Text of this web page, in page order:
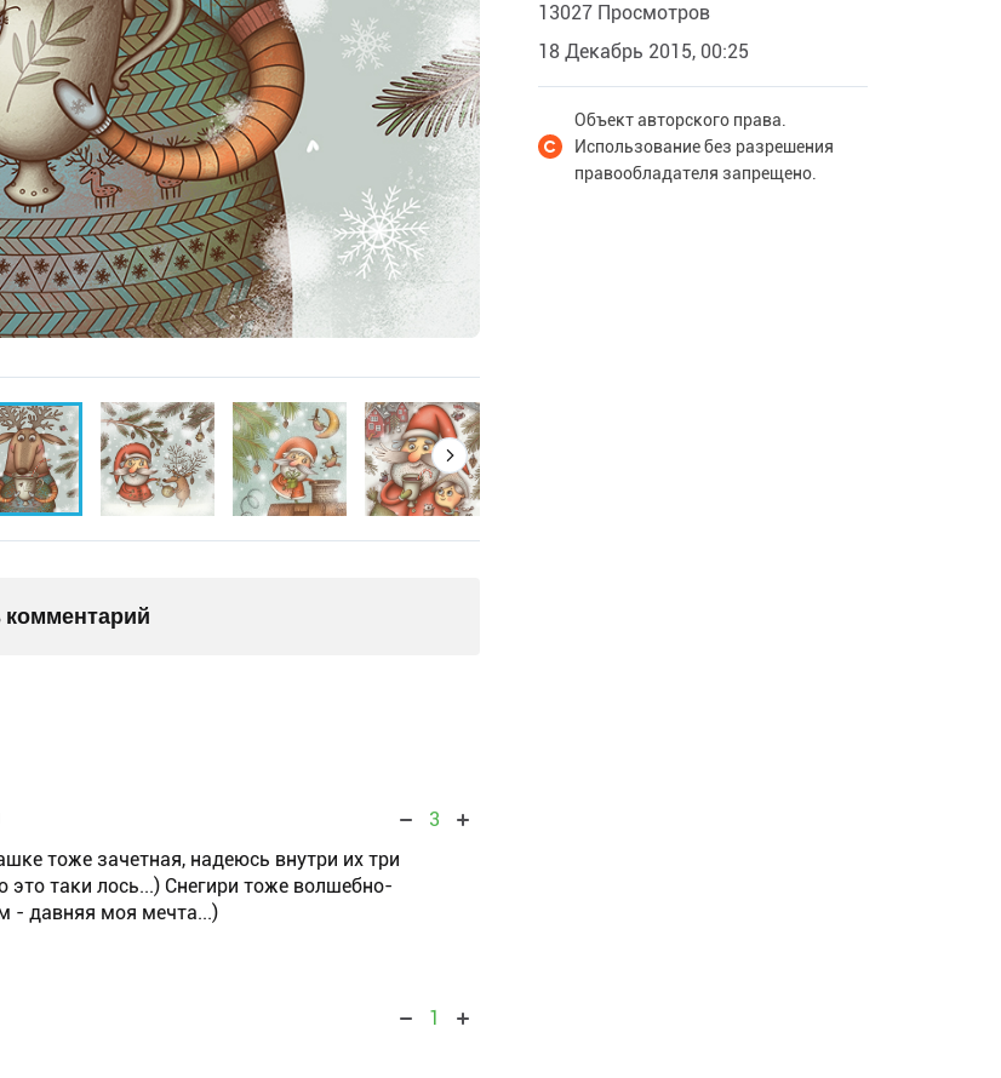
комментарий
3
тоже зачетная, надеюсь внутри их три
это таки лось...) Снегири тоже волшебно-
- давняя моя мечта...)
1
13027 Просмотров
18 Декабрь 2015, 00:25
Объект авторского права.
Использование без разрешения
правообладателя запрещено.